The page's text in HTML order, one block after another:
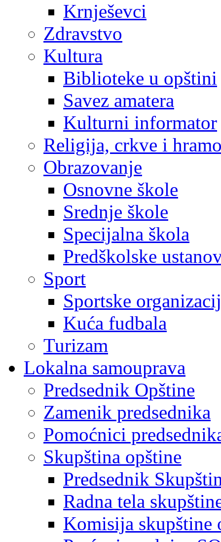
Krnješevci
Zdravstvo
Kultura
Biblioteke u opštini
Savez amatera
Kulturni informator
Religija, crkve i
Obrazovanje
Osnovne škole
Srednje škole
Specijalna škola
Predškolske
Sport
Sportske
Kuća fudbala
Turizam
Lokalna samouprava
Predsednik Opštine
Zamenik predsednika
Pomoćnici
Skupština opštine
Predsednik
Radna tela
Komisija skupštine